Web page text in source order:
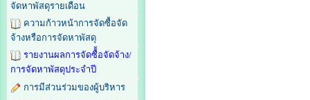
จัดหาพัสดุรายเดือน
ความก้าวหน้าการจัดซื้อจัด
จ้างหรือการจัดหาพัสดุ
รายงานผลการจัดซื้้อจัดจ้าง/
การจัดหาพัสดุประจำปี
การมีส่วนร่วมของผู้บริหาร